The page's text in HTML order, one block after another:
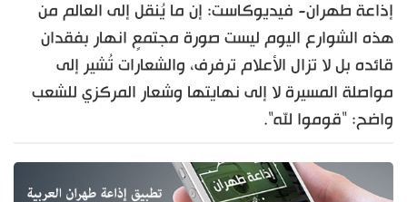
إذاعة طهران- فيديوكاست: إن ما يُنقل إلى العالم من
هذه الشوارع اليوم ليست صورة مجتمعٍ انهار بفقدان
قائده بل لا تزال الأعلام ترفرف، والشعارات تُشير إلى
مواصلة المسيرة لا إلى نهايتها وشعار المركزي للشعب
واضح: "قوموا لله".